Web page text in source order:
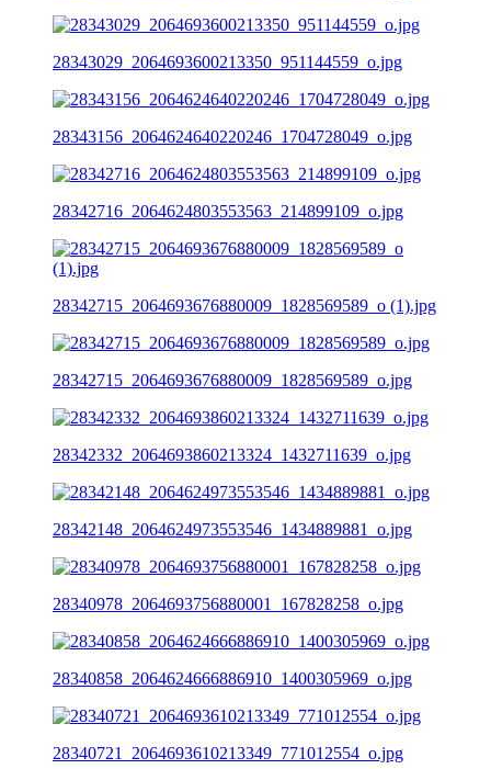
28343029_2064693600213350_951144559_o.jpg
28343156_2064624640220246_1704728049_o.jpg
28342716_2064624803553563_214899109_o.jpg
28342715_2064693676880009_1828569589_o (1).jpg
28342715_2064693676880009_1828569589_o.jpg
28342332_2064693860213324_1432711639_o.jpg
28342148_2064624973553546_1434889881_o.jpg
28340978_2064693756880001_167828258_o.jpg
28340858_2064624666886910_1400305969_o.jpg
28340721_2064693610213349_771012554_o.jpg